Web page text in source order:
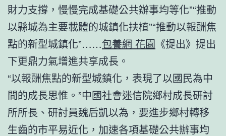
財力支撐，慢慢完成基礎公共辦事均等化”“推動
以縣城為主要載體的城鎮化扶植”“推動以報酬焦
點的新型城鎮化”……包養網 花園 《提出》提出
下更鼎力氣增進共享成長。
“以報酬焦點的新型城鎮化，表現了以國民為中
間的成長思惟。”中國社會迷信院鄉村成長研討
所所長、研討員魏后凱以為，要進步鄉村轉移
生齒的市平易近化，加速各項基礎公共辦事均